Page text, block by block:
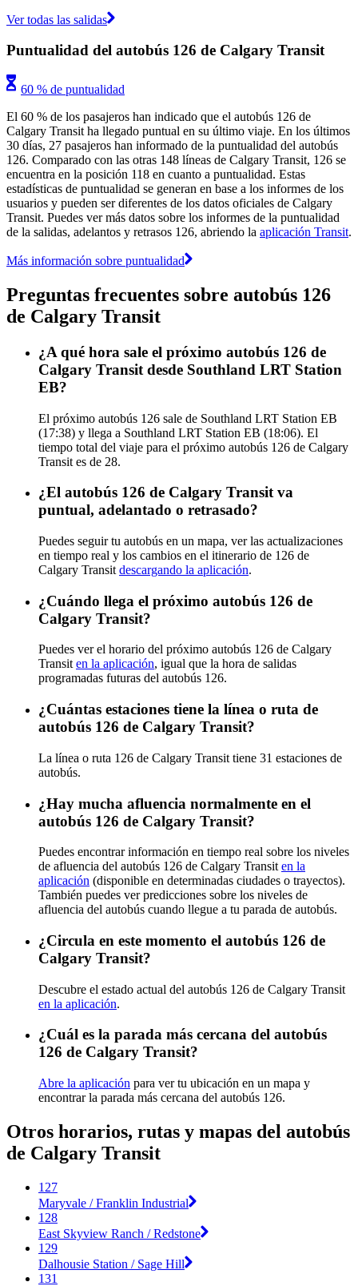
Ver todas las salidas
Puntualidad del autobús 126 de Calgary Transit
60 % de puntualidad
El 60 % de los pasajeros han indicado que el autobús 126 de
Calgary Transit ha llegado puntual en su último viaje. En los últimos
30 días, 27 pasajeros han informado de la puntualidad del autobús
126. Comparado con las otras 148 líneas de Calgary Transit, 126 se
encuentra en la posición 118 en cuanto a puntualidad. Estas
estadísticas de puntualidad se generan en base a los informes de los
usuarios y pueden ser diferentes de los datos oficiales de Calgary
Transit. Puedes ver más datos sobre los informes de la puntualidad
de la salidas, adelantos y retrasos 126, abriendo la aplicación Transit.
Más información sobre puntualidad
Preguntas frecuentes sobre autobús 126
de Calgary Transit
¿A qué hora sale el próximo autobús 126 de
Calgary Transit desde Southland LRT Station
EB?
El próximo autobús 126 sale de Southland LRT Station EB
(17:38) y llega a Southland LRT Station EB (18:06). El
tiempo total del viaje para el próximo autobús 126 de Calgary
Transit es de 28.
¿El autobús 126 de Calgary Transit va
puntual, adelantado o retrasado?
Puedes seguir tu autobús en un mapa, ver las actualizaciones
en tiempo real y los cambios en el itinerario de 126 de
Calgary Transit descargando la aplicación.
¿Cuándo llega el próximo autobús 126 de
Calgary Transit?
Puedes ver el horario del próximo autobús 126 de Calgary
Transit en la aplicación, igual que la hora de salidas
programadas futuras del autobús 126.
¿Cuántas estaciones tiene la línea o ruta de
autobús 126 de Calgary Transit?
La línea o ruta 126 de Calgary Transit tiene 31 estaciones de
autobús.
¿Hay mucha afluencia normalmente en el
autobús 126 de Calgary Transit?
Puedes encontrar información en tiempo real sobre los niveles
de afluencia del autobús 126 de Calgary Transit en la
aplicación (disponible en determinadas ciudades o trayectos).
También puedes ver predicciones sobre los niveles de
afluencia del autobús cuando llegue a tu parada de autobús.
¿Circula en este momento el autobús 126 de
Calgary Transit?
Descubre el estado actual del autobús 126 de Calgary Transit
en la aplicación.
¿Cuál es la parada más cercana del autobús
126 de Calgary Transit?
Abre la aplicación para ver tu ubicación en un mapa y
encontrar la parada más cercana del autobús 126.
Otros horarios, rutas y mapas del autobús
de Calgary Transit
127
Maryvale / Franklin Industrial
128
East Skyview Ranch / Redstone
129
Dalhousie Station / Sage Hill
131